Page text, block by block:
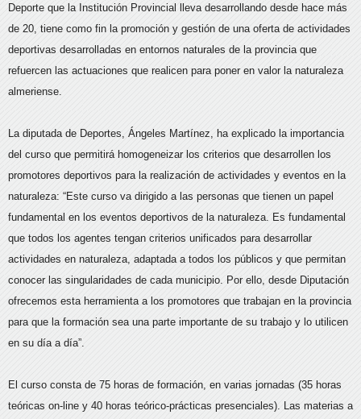
Deporte que la Institución Provincial lleva desarrollando desde hace más
de 20, tiene como fin la promoción y gestión de una oferta de actividades
deportivas desarrolladas en entornos naturales de la provincia que
refuercen las actuaciones que realicen para poner en valor la naturaleza
almeriense.
La diputada de Deportes, Ángeles Martínez, ha explicado la importancia
del curso que permitirá homogeneizar los criterios que desarrollen los
promotores deportivos para la realización de actividades y eventos en la
naturaleza: “Este curso va dirigido a las personas que tienen un papel
fundamental en los eventos deportivos de la naturaleza. Es fundamental
que todos los agentes tengan criterios unificados para desarrollar
actividades en naturaleza, adaptada a todos los públicos y que permitan
conocer las singularidades de cada municipio. Por ello, desde Diputación
ofrecemos esta herramienta a los promotores que trabajan en la provincia
para que la formación sea una parte importante de su trabajo y lo utilicen
en su día a día”.
El curso consta de 75 horas de formación, en varias jornadas (35 horas
teóricas on-line y 40 horas teórico-prácticas presenciales). Las materias a